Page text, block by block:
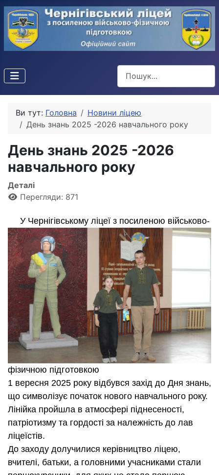
Пошук
Ви тут: Головна
Новини ліцею
День знань 2025 -2026 навчального року
День знань 2025 -2026
навчального року
Деталі
Перегляди: 871
У Чернігівському ліцеї з посиленою військово-
фізичною підготовкою
1 вересня 2025 року відбувся захід до Дня знань,
що символізує початок нового навчального року.
Лінійка пройшла в атмосфері піднесеності,
патріотизму та гордості за належність до лав
ліцеїстів.
До заходу долучилися керівництво ліцею,
вчителі, батьки, а головними учасниками стали